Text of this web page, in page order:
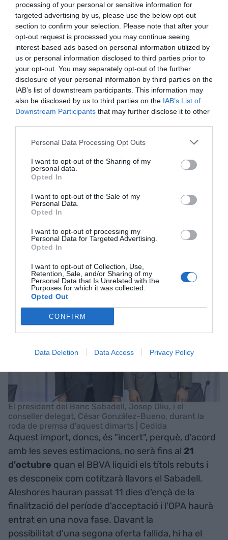
processing of your personal or sensitive information for
targeted advertising by us, please use the below opt-out
section to confirm your selection. Please note that after your
opt-out request is processed you may continue seeing
interest-based ads based on personal information utilized by
us or personal information disclosed to third parties prior to
your opt-out. You may separately opt-out of the further
disclosure of your personal information by third parties on the
IAB’s list of downstream participants. This information may
also be disclosed by us to third parties on the IAB’s List of
Downstream Participants that may further disclose it to other
Personal Data Processing Opt Outs
I want to opt-out of the Sharing of my
personal data.
Opted In
I want to opt-out of the Sale of my
Personal Data.
Opted In
I want to opt-out of processing my
Personal Data for Targeted Advertising.
Opted In
I want to opt-out of Collection, Use,
Retention, Sale, and/or Sharing of my
Personal Data that Is Unrelated with the
Purposes for which it was collected.
Opted Out
CONFIRM
Data Deletion Data Access Privacy Policy
Si bé els dirigents del Sabadell veuen
"impossible" que el BBVA superi el 50%
d'acceptació, no han estat tan rotunds a l'hora de
descartar l'opció que el banc biscaí assoleixi un
mínim del 30%. "És bastant probable que no hi
arribin, però sí que hi ha una possibilitat", ha
reconegut Oliu. Tal com estableix laLlei d'Opes
espanyola, aquesta situació obligaria el BBVA a
"Hi ha dos escenaris: que hi vagin moltíssims o
poquíssims accionistes", ha predit González-
equitatiu, és a dir, l'import que establiria el
regulador -la CNMV- juntament amb el BBVA. "Es
fixarà en funció del preu ponderat de les accions
el dia que es produeixi la transmissió de títols", ha
El president del Banc Sabadell, Josep Oliu, i el
conseller delegat, César González-Bueno, durant la
roda de premsa d'aquest dimarts | Cedida
Aquest import, doncs, és "incert", perquè, d'acord
amb les seves estimacions, no serà fins al 21
d'octubre quan el BBVA liquidi els títols rebuts i
es desconeix com cotitzarà llavors el Sabadell.
Aleshores hauran passat 11 dies d'ençà de la
finalització del període d'acceptació i l'OPA haurà
entrat en una nova fase. Davant la
possibilitat d'una segona oferta fallida, hi ha el